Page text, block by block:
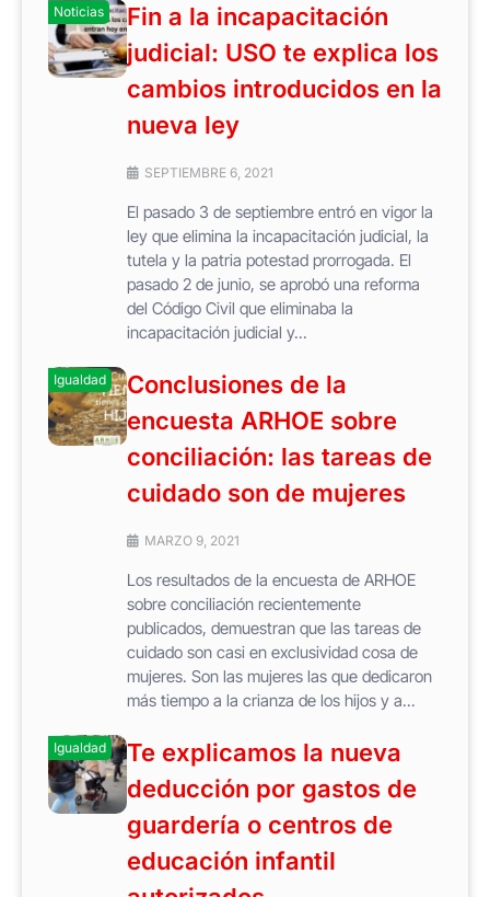
Noticias
Fin a la incapacitación
judicial: USO te explica los
cambios introducidos en la
nueva ley
SEPTIEMBRE 6, 2021
El pasado 3 de septiembre entró en vigor la
ley que elimina la incapacitación judicial, la
tutela y la patria potestad prorrogada. El
pasado 2 de junio, se aprobó una reforma
del Código Civil que eliminaba la
incapacitación judicial y...
Igualdad
Conclusiones de la
encuesta ARHOE sobre
conciliación: las tareas de
cuidado son de mujeres
MARZO 9, 2021
Los resultados de la encuesta de ARHOE
sobre conciliación recientemente
publicados, demuestran que las tareas de
cuidado son casi en exclusividad cosa de
mujeres. Son las mujeres las que dedicaron
más tiempo a la crianza de los hijos y a...
Igualdad
Te explicamos la nueva
deducción por gastos de
guardería o centros de
educación infantil